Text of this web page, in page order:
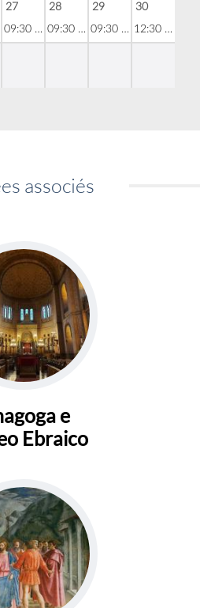
27
09:30 - 17:30
28
09:30 - 17:30
29
09:30 - 17:30
30
12:30 - 17:45
associés
e
Ebraico